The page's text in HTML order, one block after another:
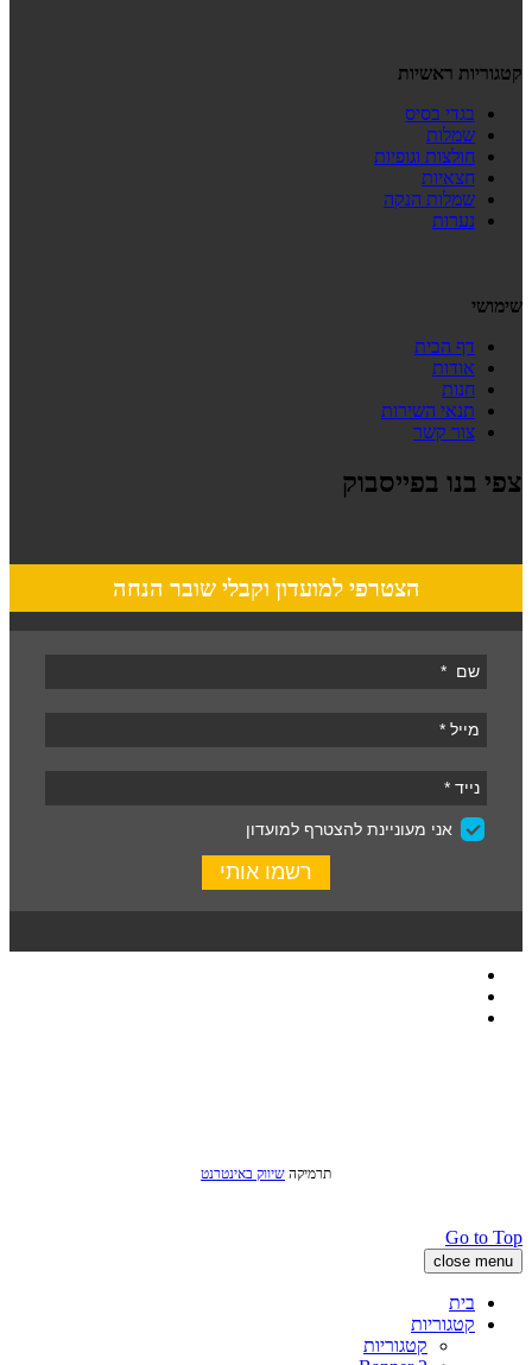
קטגוריות ראשיות
בגדי בסיס
שמלות
חולצות וגופיות
חצאיות
שמלות הנקה
נערות
שימושי
דף הבית
אודות
חנות
תנאי השירות
צור קשר
צפי בנו בפייסבוק
הצטרפי למועדון וקבלי שובר הנחה
תרמיקה שיווק באינטרנט
Go to Top
close menu
בית
קטגוריות
קטגוריות